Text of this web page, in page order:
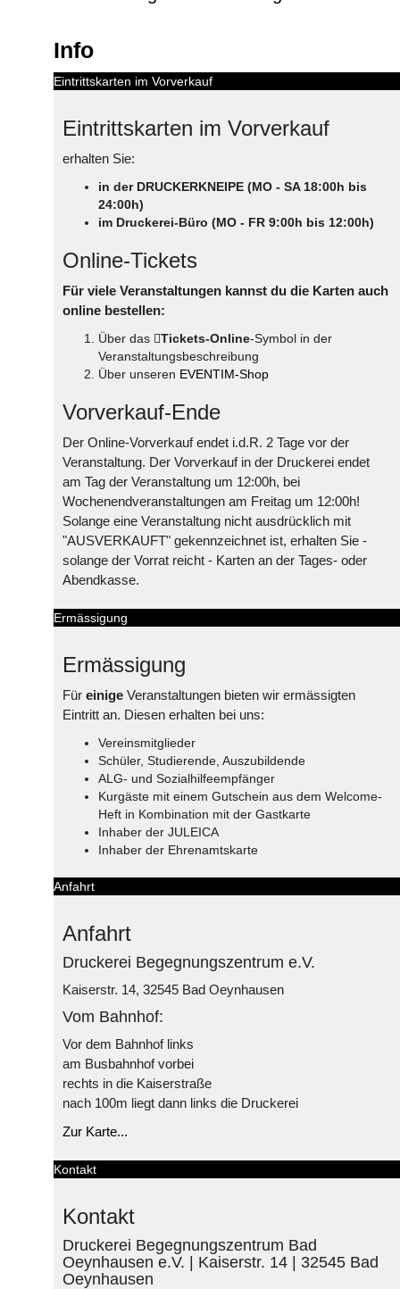
Info
Eintrittskarten im Vorverkauf
Eintrittskarten im Vorverkauf
erhalten Sie:
in der DRUCKERKNEIPE (MO - SA 18:00h bis
24:00h)
im Druckerei-Büro (MO - FR 9:00h bis 12:00h)
Online-Tickets
Für viele Veranstaltungen kannst du die Karten auch
online bestellen:
Über das Tickets-Online-Symbol in der
Veranstaltungsbeschreibung
Über unseren EVENTIM-Shop
Vorverkauf-Ende
Der Online-Vorverkauf endet i.d.R. 2 Tage vor der
Veranstaltung. Der Vorverkauf in der Druckerei endet
am Tag der Veranstaltung um 12:00h, bei
Wochenendveranstaltungen am Freitag um 12:00h!
Solange eine Veranstaltung nicht ausdrücklich mit
"AUSVERKAUFT" gekennzeichnet ist, erhalten Sie -
solange der Vorrat reicht - Karten an der Tages- oder
Abendkasse.
Ermässigung
Ermässigung
Für einige Veranstaltungen bieten wir ermässigten
Eintritt an. Diesen erhalten bei uns:
Vereinsmitglieder
Schüler, Studierende, Auszubildende
ALG- und Sozialhilfeempfänger
Kurgäste mit einem Gutschein aus dem Welcome-
Heft in Kombination mit der Gastkarte
Inhaber der JULEICA
Inhaber der Ehrenamtskarte
Anfahrt
Anfahrt
Druckerei Begegnungszentrum e.V.
Kaiserstr. 14, 32545 Bad Oeynhausen
Vom Bahnhof:
Vor dem Bahnhof links
am Busbahnhof vorbei
rechts in die Kaiserstraße
nach 100m liegt dann links die Druckerei
Zur Karte...
Kontakt
Kontakt
Druckerei Begegnungszentrum Bad
Oeynhausen e.V. | Kaiserstr. 14 | 32545 Bad
Oeynhausen